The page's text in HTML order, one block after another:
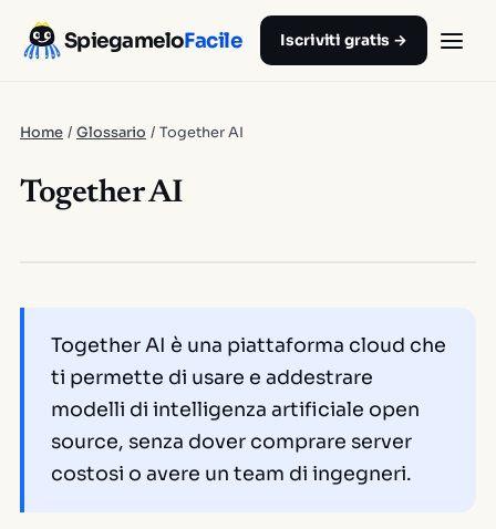
SpiegameloFacile Iscriviti gratis →
Home / Glossario / Together AI
Together AI
Together AI è una piattaforma cloud che
ti permette di usare e addestrare
modelli di intelligenza artificiale open
source, senza dover comprare server
costosi o avere un team di ingegneri.